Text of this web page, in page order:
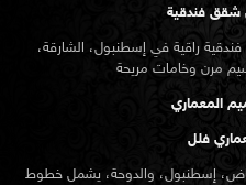
شقق فندقية
راقية في إسطنبول، الشارقة،
المعماري
فلل
إسطنبول، والدوحة، يشمل خطوط